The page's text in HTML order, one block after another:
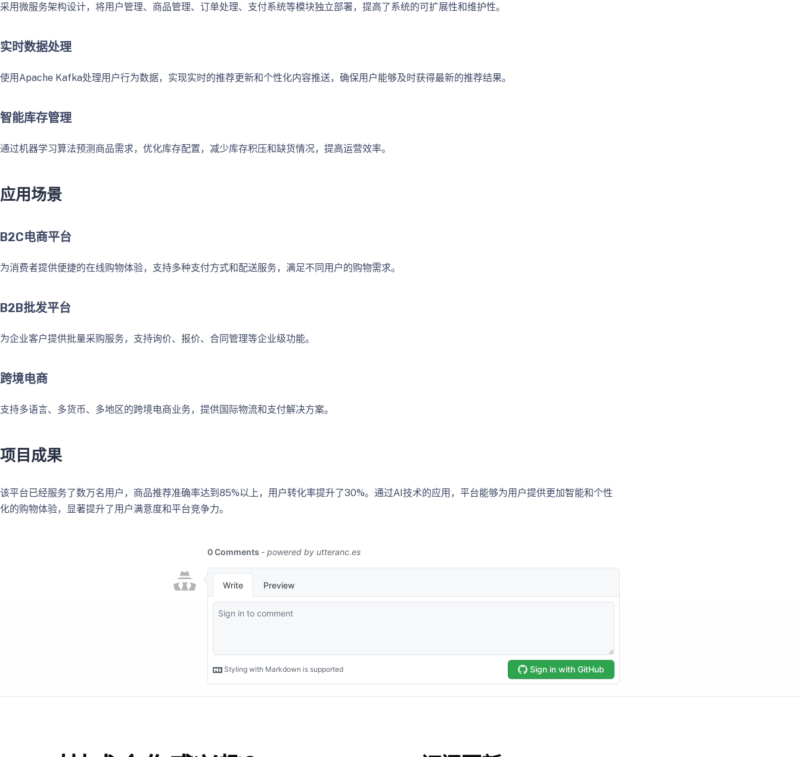
采用微服务架构设计，将用户管理、商品管理、订单处理、支付系统等模块独立部署，提高了系统的可扩展性和维护性。
实时数据处理
使用Apache Kafka处理用户行为数据，实现实时的推荐更新和个性化内容推送，确保用户能够及时获得最新的推荐结果。
智能库存管理
通过机器学习算法预测商品需求，优化库存配置，减少库存积压和缺货情况，提高运营效率。
应用场景
B2C电商平台
为消费者提供便捷的在线购物体验，支持多种支付方式和配送服务，满足不同用户的购物需求。
B2B批发平台
为企业客户提供批量采购服务，支持询价、报价、合同管理等企业级功能。
跨境电商
支持多语言、多货币、多地区的跨境电商业务，提供国际物流和支付解决方案。
项目成果
该平台已经服务了数万名用户，商品推荐准确率达到85%以上，用户转化率提升了30%。通过AI技术的应用，平台能够为用户提供更加智能和个性
化的购物体验，显著提升了用户满意度和平台竞争力。